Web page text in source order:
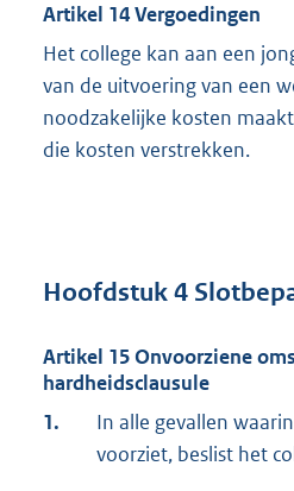
Artikel 14 Vergoedingen
Het college kan aan een
van de uitvoering van een
noodzakelijke kosten
die kosten verstrekken.
Hoofdstuk 4
Artikel 15 Onvoorziene
hardheidsclausule
1.
In alle gevallen
voorziet, beslist het